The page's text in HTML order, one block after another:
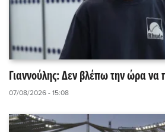
Γιαννούλης: Δεν βλέπω την ώρα
07/08/2026 - 15:08